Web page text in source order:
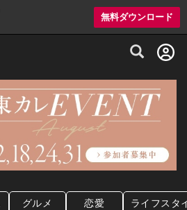
無料ダウンロード
グルメ情報・プレミアムレストラン予約
グルメ 恋愛 ライフスタ